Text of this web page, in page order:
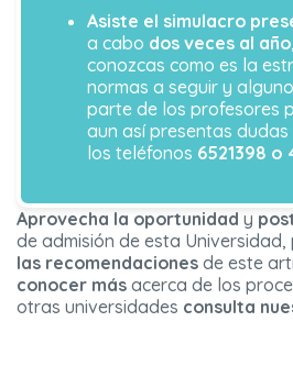
Asiste el simulacro
a cabo dos veces al año
conozcas como es la
normas a seguir y
parte de los profesores
aun así presentas dudas
los teléfonos 6521398 o
Aprovecha la oportunidad y
de admisión de esta
las recomendaciones de este
conocer más acerca de los
otras universidades consulta